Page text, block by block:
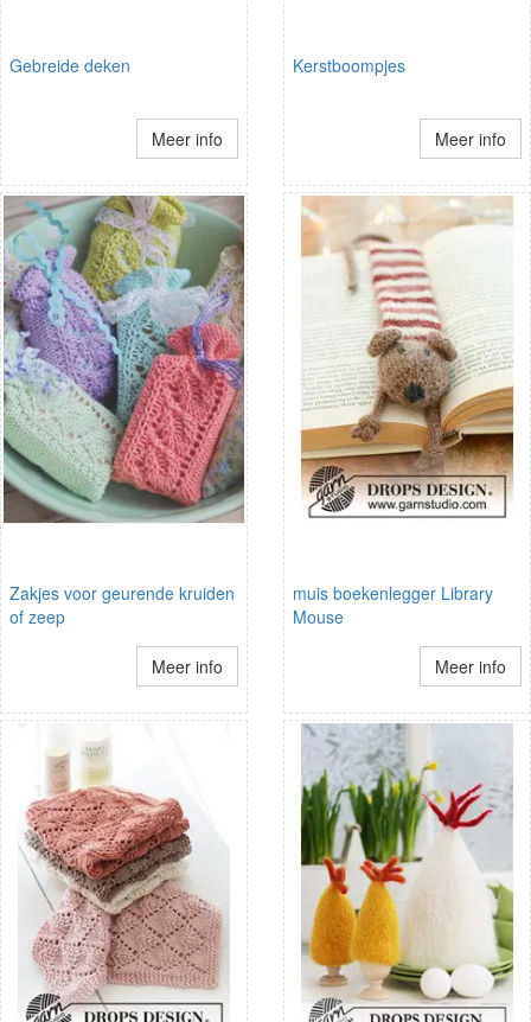
Gebreide deken
Meer info
Kerstboompjes
Meer info
Zakjes voor geurende kruiden
of zeep
Meer info
muis boekenlegger Library
Mouse
Meer info